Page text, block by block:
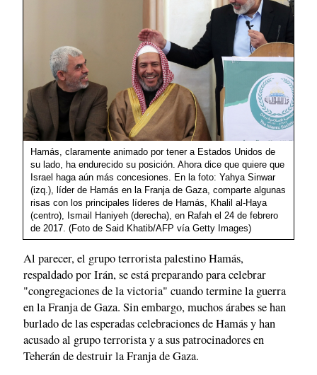
Hamás, claramente animado por tener a Estados Unidos de
su lado, ha endurecido su posición. Ahora dice que quiere que
Israel haga aún más concesiones. En la foto: Yahya Sinwar
(izq.), líder de Hamás en la Franja de Gaza, comparte algunas
risas con los principales líderes de Hamás, Khalil al-Haya
(centro), Ismail Haniyeh (derecha), en Rafah el 24 de febrero
de 2017. (Foto de Said Khatib/AFP vía Getty Images)
Al parecer, el grupo terrorista palestino Hamás,
respaldado por Irán, se está preparando para celebrar
"congregaciones de la victoria" cuando termine la guerra
en la Franja de Gaza. Sin embargo, muchos árabes se han
burlado de las esperadas celebraciones de Hamás y han
acusado al grupo terrorista y a sus patrocinadores en
Teherán de destruir la Franja de Gaza.